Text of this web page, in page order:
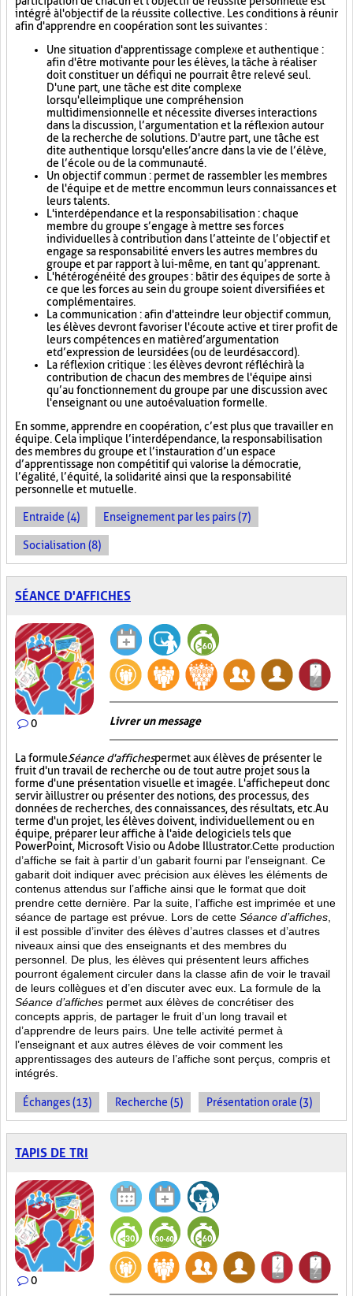
intégré à l'objectif de la réussite collective. Les conditions à réunir
afin d'apprendre en coopération sont les suivantes :
Une situation d'apprentissage complexe et authentique :
afin d'être motivante pour les élèves, la tâche à réaliser
doit constituer un défi qui ne pourrait être relevé seul.
D'une part, une tâche est dite complexe
lorsqu'elle implique une compréhension
multidimensionnelle et nécessite diverses interactions
dans la discussion, l’argumentation et la réflexion autour
de la recherche de solutions. D'autre part, une tâche est
dite authentique lorsqu'elle s’ancre dans la vie de l’élève,
de l’école ou de la communauté.
Un objectif commun : permet de rassembler les membres
de l'équipe et de mettre en commun leurs connaissances et
leurs talents.
L'interdépendance et la responsabilisation : chaque
membre du groupe s’engage à mettre ses forces
individuelles à contribution dans l’atteinte de l’objectif et
engage sa responsabilité envers les autres membres du
groupe et par rapport à lui-même, en tant qu’apprenant.
L'hétérogénéité des groupes : bâtir des équipes de sorte à
ce que les forces au sein du groupe soient diversifiées et
complémentaires.
La communication : afin d'atteindre leur objectif commun,
les élèves devront favoriser l'écoute active et tirer profit de
leurs compétences en matière d’argumentation
et d’expression de leurs idées (ou de leur désaccord).
La réflexion critique : les élèves devront réfléchir à la
contribution de chacun des membres de l'équipe ainsi
qu’au fonctionnement du groupe par une discussion avec
l'enseignant ou une autoévaluation formelle.
En somme, apprendre en coopération, c’est plus que travailler en
équipe. Cela implique l’interdépendance, la responsabilisation
des membres du groupe et l’instauration d’un espace
d’apprentissage non compétitif qui valorise la démocratie,
l’égalité, l’équité, la solidarité ainsi que la responsabilité
personnelle et mutuelle.
Entraide (4) Enseignement par les pairs (7)
Socialisation (8)
SÉANCE D'AFFICHES
0 Livrer un message
La formuleSéance d'affichespermet aux élèves de présenter le
fruit d'un travail de recherche ou de tout autre projet sous la
forme d'une présentation visuelle et imagée. L'affichepeut donc
servir à illustrer ou présenter des notions, des processus, des
données de recherches, des connaissances, des résultats, etc. Au
terme d'un projet, les élèves doivent, individuellement ou en
équipe, préparer leur affiche à l'aide de logiciels tels que
PowerPoint, Microsoft Visio ou Adobe Illustrator.Cette production
d’affiche se fait à partir d’un gabarit fourni par l’enseignant. Ce
gabarit doit indiquer avec précision aux élèves les éléments de
contenus attendus sur l’affiche ainsi que le format que doit
prendre cette dernière. Par la suite, l’affiche est imprimée et une
séance de partage est prévue. Lors de cette Séance d’affiches
il est possible d’inviter des élèves d’autres classes et d’autres
niveaux ainsi que des enseignants et des membres du
personnel. De plus, les élèves qui présentent leurs affiches
pourront également circuler dans la classe afin de voir le travail
de leurs collègues et d’en discuter avec eux. La formule de la
Séance d’affiches permet aux élèves de concrétiser des
concepts appris, de partager le fruit d’un long travail et
d’apprendre de leurs pairs. Une telle activité permet à
l’enseignant et aux autres élèves de voir comment les
apprentissages des auteurs de l’affiche sont perçus, compris et
intégrés.
Échanges (13) Recherche (5) Présentation orale (3)
TAPIS DE TRI
0